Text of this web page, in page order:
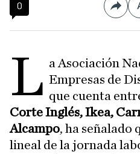
0
L a Asociación
Empresas de
que cuenta
Corte Inglés, Ikea,
Alcampo, ha señalado
lineal de la jornada